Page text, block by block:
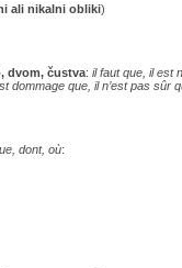
ali nikalni obliki)
dvom, čustva: il faut que, il est
que, il n’est pas sûr
dont, où: